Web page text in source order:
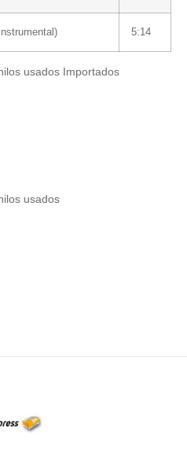
5:14
usados Importados
usados